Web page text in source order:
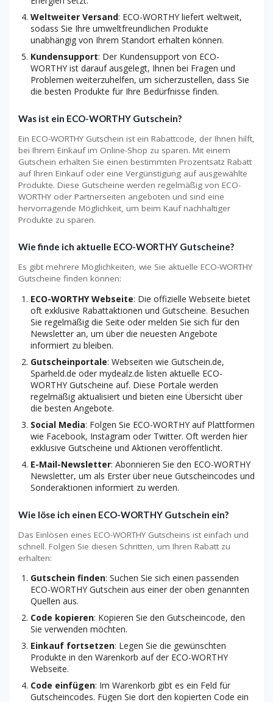
Weltweiter Versand: ECO-WORTHY liefert weltweit,
sodass Sie Ihre umweltfreundlichen Produkte
unabhängig von Ihrem Standort erhalten können.
Kundensupport: Der Kundensupport von ECO-
WORTHY ist darauf ausgelegt, Ihnen bei Fragen und
Problemen weiterzuhelfen, um sicherzustellen, dass Sie
die besten Produkte für Ihre Bedürfnisse finden.
Was ist ein ECO-WORTHY Gutschein?
Ein ECO-WORTHY Gutschein ist ein Rabattcode, der Ihnen hilft,
bei Ihrem Einkauf im Online-Shop zu sparen. Mit einem
Gutschein erhalten Sie einen bestimmten Prozentsatz Rabatt
auf Ihren Einkauf oder eine Vergünstigung auf ausgewählte
Produkte. Diese Gutscheine werden regelmäßig von ECO-
WORTHY oder Partnerseiten angeboten und sind eine
hervorragende Möglichkeit, um beim Kauf nachhaltiger
Produkte zu sparen.
Wie finde ich aktuelle ECO-WORTHY Gutscheine?
Es gibt mehrere Möglichkeiten, wie Sie aktuelle ECO-WORTHY
Gutscheine finden können:
ECO-WORTHY Webseite: Die offizielle Webseite bietet
oft exklusive Rabattaktionen und Gutscheine. Besuchen
Sie regelmäßig die Seite oder melden Sie sich für den
Newsletter an, um über die neuesten Angebote
informiert zu bleiben.
Gutscheinportale: Webseiten wie Gutschein.de,
Sparheld.de oder mydealz.de listen aktuelle ECO-
WORTHY Gutscheine auf. Diese Portale werden
regelmäßig aktualisiert und bieten eine Übersicht über
die besten Angebote.
Social Media: Folgen Sie ECO-WORTHY auf Plattformen
wie Facebook, Instagram oder Twitter. Oft werden hier
exklusive Gutscheine und Aktionen veröffentlicht.
E-Mail-Newsletter: Abonnieren Sie den ECO-WORTHY
Newsletter, um als Erster über neue Gutscheincodes und
Sonderaktionen informiert zu werden.
Wie löse ich einen ECO-WORTHY Gutschein ein?
Das Einlösen eines ECO-WORTHY Gutscheins ist einfach und
schnell. Folgen Sie diesen Schritten, um Ihren Rabatt zu
erhalten:
Gutschein finden: Suchen Sie sich einen passenden
ECO-WORTHY Gutschein aus einer der oben genannten
Quellen aus.
Code kopieren: Kopieren Sie den Gutscheincode, den
Sie verwenden möchten.
Einkauf fortsetzen: Legen Sie die gewünschten
Produkte in den Warenkorb auf der ECO-WORTHY
Webseite.
Code einfügen: Im Warenkorb gibt es ein Feld für
Gutscheincodes. Fügen Sie dort den kopierten Code ein